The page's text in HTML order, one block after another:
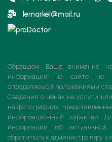
lemarkel@mail.ru
Обращаем Ваше внимание
информация на сайте не
определяемой положениями
Сведения о ценах на услуги
на фотографиях,
информационный характер.
информации об
обратиться к администратору